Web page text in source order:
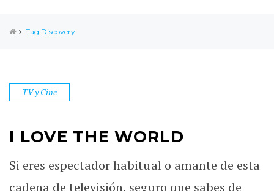
Tag:Discovery
TV y Cine
I LOVE THE WORLD
Si eres espectador habitual o amante de esta
cadena de televisión, seguro que sabes de